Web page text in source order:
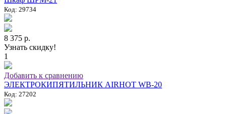
Код: 29734
8 375 р.
Узнать скидку!
1
Добавить к сравнению
ЭЛЕКТРОКИПЯТИЛЬНИК AIRHOT WB-20
Код: 27202